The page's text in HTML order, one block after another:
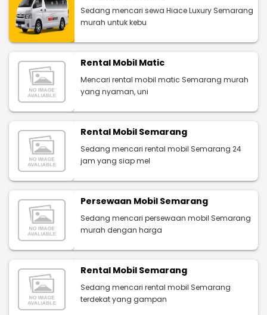
Sedang mencari sewa Hiace Luxury Semarang
murah untuk kebu
Rental Mobil Matic
Mencari rental mobil matic Semarang murah
yang nyaman, uni
Rental Mobil Semarang
Sedang mencari rental mobil Semarang 24
jam yang siap mel
Persewaan Mobil Semarang
Sedang mencari persewaan mobil Semarang
murah dengan harga
Rental Mobil Semarang
Sedang mencari rental mobil Semarang
terdekat yang gampan